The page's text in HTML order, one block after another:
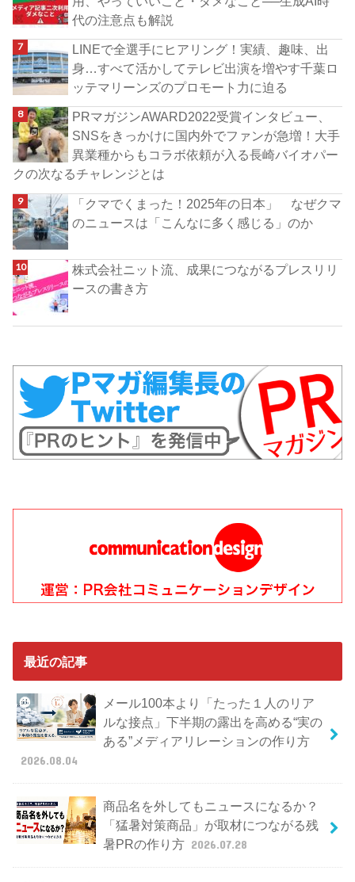
代の注意点も解説
LINEで全選手にヒアリング！実績、趣味、出
身…すべて活かしてテレビ出演を増やす千葉ロ
ッテマリーンズのプロモート力に迫る
PRマガジンAWARD2022受賞インタビュー、
SNSをきっかけに国内外でファンが急増！大手
異業種からもコラボ依頼が入る長崎バイオパー
クの次なるチャレンジとは
「クマでくまった！2025年の日本」 なぜクマ
のニュースは「こんなに多く感じる」のか
株式会社ニット流、成果につながるプレスリリ
ースの書き方
最近の記事
メール100本より「たった１人のリア
ルな接点」下半期の露出を高める“実の
ある”メディアリレーションの作り方
2026.08.04
商品名を外してもニュースになるか？
「猛暑対策商品」が取材につながる残
暑PRの作り方 2026.07.28